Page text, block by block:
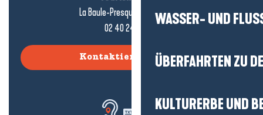
WASSER- UND
ÜBERFAHRTEN ZU
KULTURERBE UND
La Baule-Presqu'île de Guérande
02 40 24 34 44
Kontaktieren Sie uns